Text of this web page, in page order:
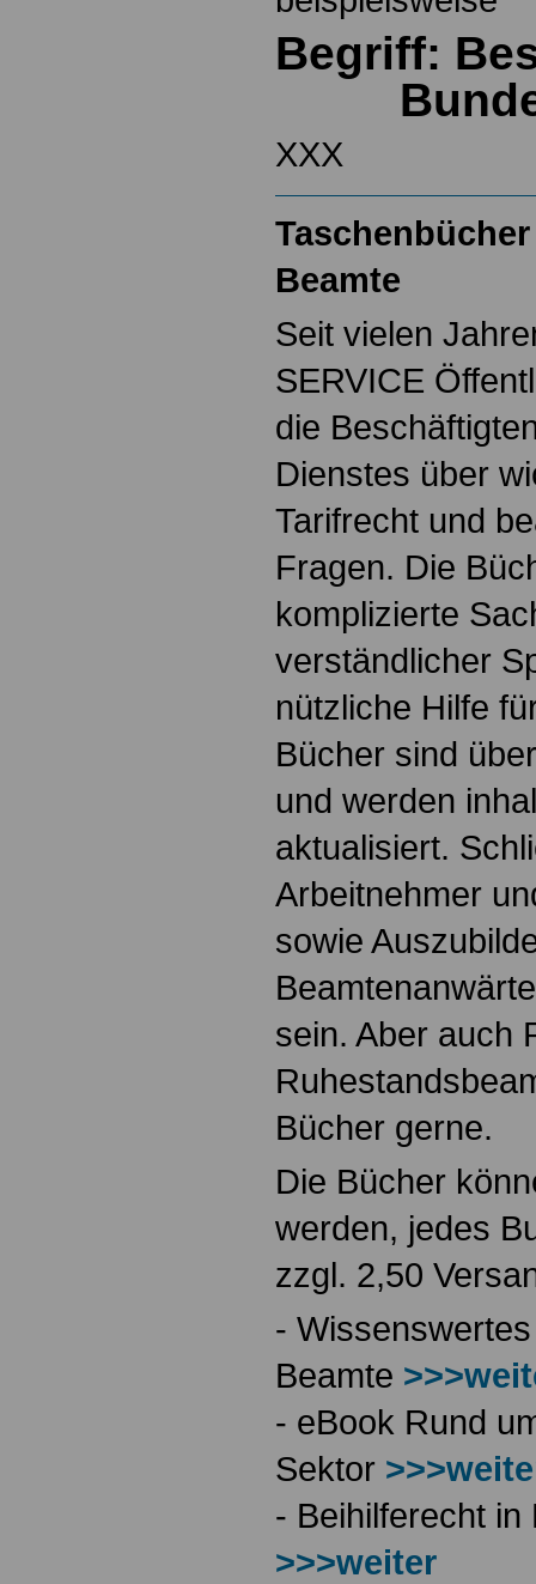
Begriff:
XXX
Beamte
Seit vielen
SERVICE
die
Dienstes über
Tarifrecht und
Fragen. Die
komplizierte
verständlicher
nützliche Hilfe
Bücher sind
und werden
aktualisiert.
Arbeitnehmer
sowie
sein. Aber auch
Bücher gerne.
Die Bücher
werden, jedes
zzgl. 2,50
-
Beamte
- eBook Rund
Sektor
- Beihilferecht
>>>weiter